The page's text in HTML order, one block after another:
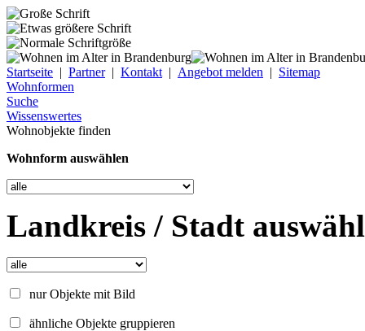
Startseite | Partner| Kontakt | Angebot melden | Sitemap
Wohnformen
Suche
Wissenswertes
Wohnobjekte finden
Wohnform auswählen
Landkreis / Stadt
nur Objekte mit Bild
ähnliche Objekte gruppieren